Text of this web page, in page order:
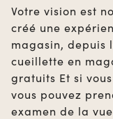
Votre vision est
créé une
magasin, depuis
cueillette en
gratuits Et si
vous pouvez
examen de la